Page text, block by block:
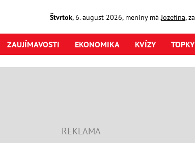
Štvrtok,6. august2026, meniny má Jozefína,
ZAUJÍMAVOSTI EKONOMIKA KVÍZY